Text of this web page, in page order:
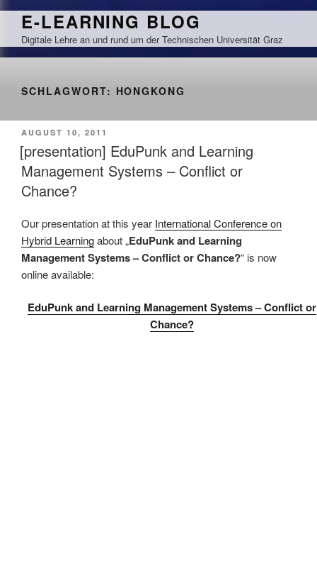
Zum
springen
E-LEARNING BLOG
Digitale Lehre an und rund um der Technischen Universität Graz
SCHLAGWORT: HONGKONG
VERÖFFENTLICHT
AM
AUGUST 10, 2011
[presentation] EduPunk and Learning
Management Systems – Conflict or
Chance?
Our presentation at this year International Conference on
Hybrid Learningabout „EduPunk and Learning
Management Systems – Conflict or Chance?“ is now
online available:
EduPunk and Learning Management Systems – Conflict or
Chance?